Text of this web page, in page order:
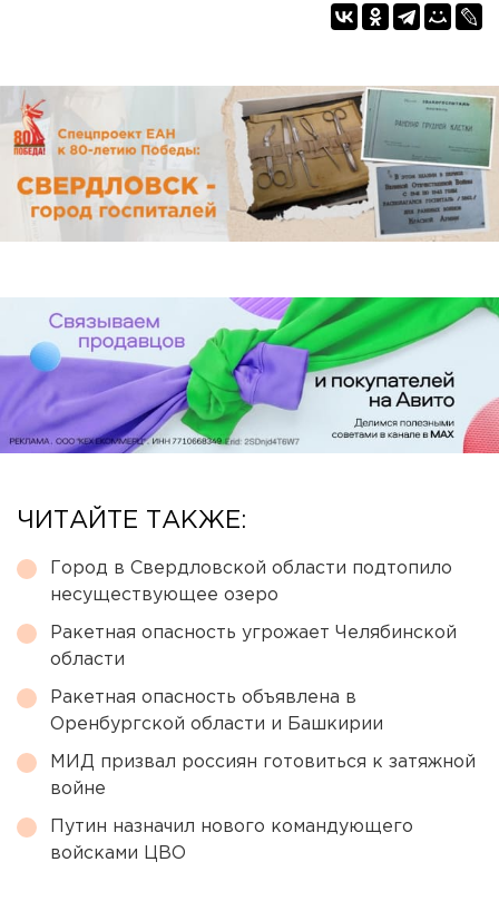
ЧИТАЙТЕ ТАКЖЕ:
Город в Свердловской области подтопило
несуществующее озеро
Ракетная опасность угрожает Челябинской
области
Ракетная опасность объявлена в
Оренбургской области и Башкирии
МИД призвал россиян готовиться к затяжной
войне
Путин назначил нового командующего
войсками ЦВО